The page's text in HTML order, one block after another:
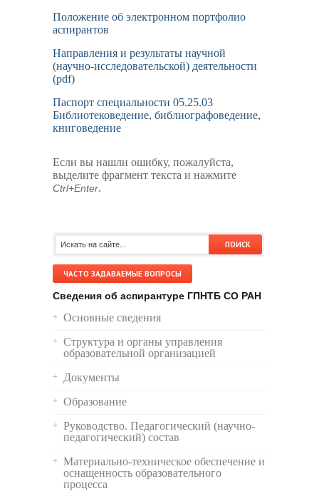
Положение об электронном портфолио
аспирантов
Направления и результаты научной
(научно-исследовательской) деятельности
(pdf)
Паспорт специальности 05.25.03
Библиотековедение, библиографоведение,
книговедение
Если вы нашли ошибку, пожалуйста,
выделите фрагмент текста и нажмите
Ctrl+Enter.
ЧАСТО ЗАДАВАЕМЫЕ ВОПРОСЫ
Сведения об аспирантуре ГПНТБ СО РАН
Основные сведения
Структура и органы управления
образовательной организацией
Документы
Образование
Руководство. Педагогический (научно-
педагогический) состав
Материально-техническое обеспечение и
оснащенность образовательного
процесса